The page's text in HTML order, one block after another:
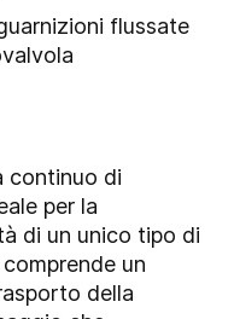
flussate
continuo di
per la
di un unico tipo di
un
della